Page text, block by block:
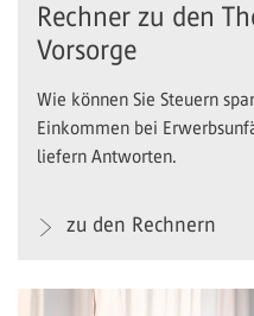
Rechner zu den
Vorsorge
Wie können Sie Steuern
Einkommen bei
liefern Antworten.
zu den Rechnern